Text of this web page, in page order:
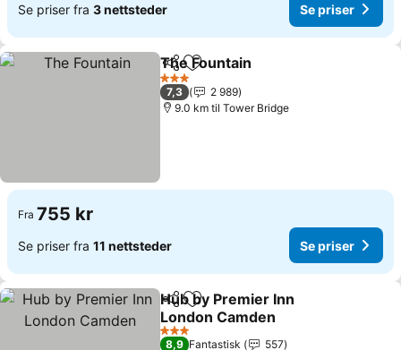
Se priser fra 3 nettsteder Se priser
Del Legg til i favoritter
The Fountain
3 Stjerner
7,3
2 989
9.0 km til Tower Bridge
Fra 755 kr
Se priser fra 11 nettsteder Se priser
Del Legg til i favoritter
Hub by Premier Inn
London Camden
3 Stjerner
8,9 Fantastisk
557